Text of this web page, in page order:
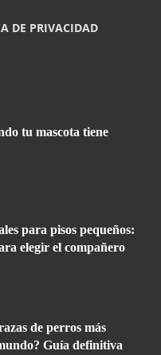
DE PRIVACIDAD
tu mascota tiene
para pisos pequeños:
elegir el compañero
de perros más
Guía definitiva